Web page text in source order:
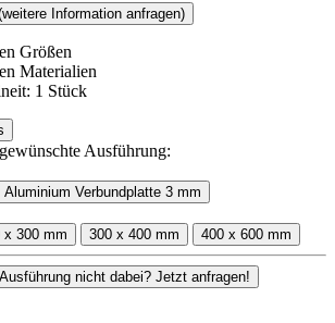
Information anfragen)
Größen
Materialien
1 Stück
Ausführung:
Aluminium Verbundplatte 3 mm
x 300 mm 300 x 400 mm 400 x 600 mm
Material, Größe oder Ausführung nicht dabei? Jetzt anfragen!